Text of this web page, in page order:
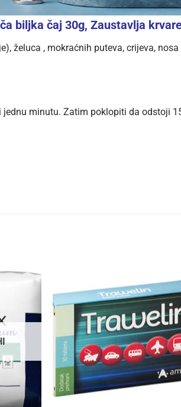
biljka čaj 30g, Zaustavlja
želuca , mokraćnih puteva, crijeva,
minutu. Zatim poklopiti da odstoji